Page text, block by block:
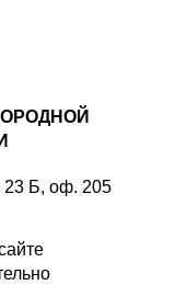
23 Б, оф. 205